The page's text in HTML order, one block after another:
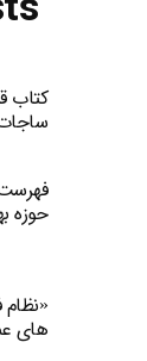
کتاب
حوزه
های